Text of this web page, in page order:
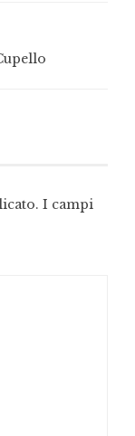
I campi